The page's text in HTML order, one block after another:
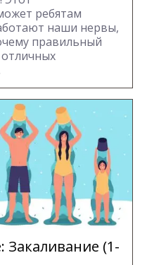
ребятам
наши нервы,
правильный
Закаливание (1-